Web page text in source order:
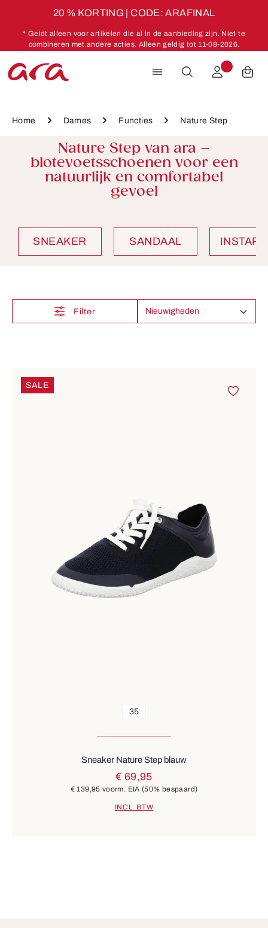
20 % KORTING | CODE: ARAFINAL
* Geldt alleen voor artikelen die al in de aanbieding zijn. Niet te
combineren met andere acties. Alleen geldig tot 11-08-2026.
Home Dames Functies Nature Step
Nature Step van ara –
blotevoetsschoenen voor een
natuurlijk en comfortabel
gevoel
SNEAKER SANDAAL
Filter
SALE
35
Sneaker Nature Step blauw
€ 69,95
€ 139,95 voorm. EIA(50% bespaard)
INCL. BTW